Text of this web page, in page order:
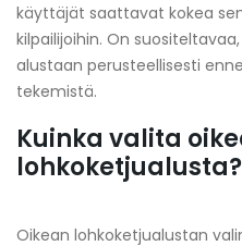
käyttäjät saattavat kokea
kilpailijoihin. On
alustaan perusteellisesti
tekemistä.
Kuinka valita
lohkoketjualusta?
Oikean lohkoketjualustan